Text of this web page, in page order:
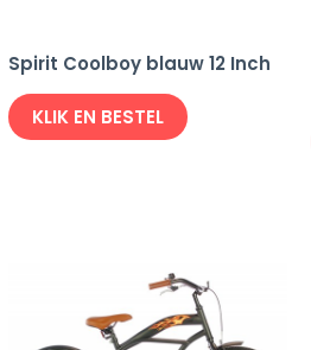
Spirit Coolboy blauw 12 Inch
KLIK EN BESTEL